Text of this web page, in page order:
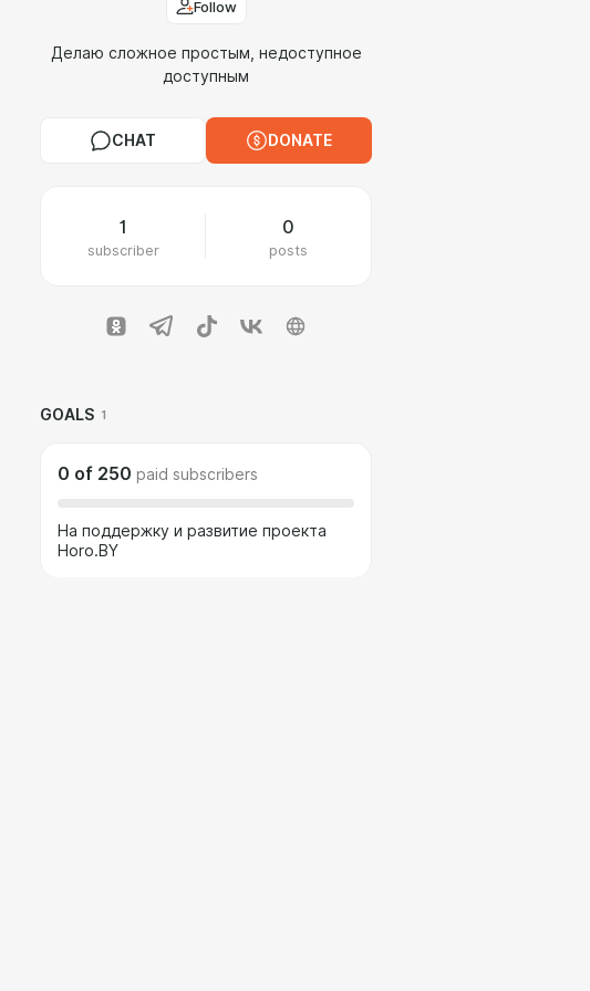
Follow
Делаю сложное простым, недоступное
доступным
CHAT DONATE
1
subscriber
0
posts
GOALS 1
0 of 250 paid subscribers
На поддержку и развитие проекта
Horo.BY